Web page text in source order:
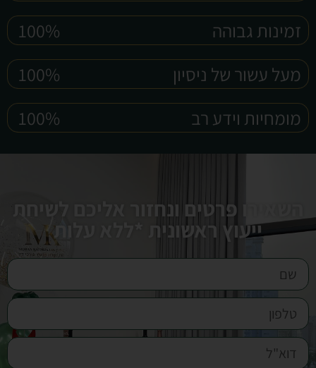
זמינות גבוהה
100%
מעל עשור של ניסיון
100%
מומחיות וידע רב
100%
השאירו פרטים ונחזור אליכם לשיחת
ייעוץ ראשונית *ללא עלות